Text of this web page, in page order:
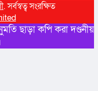
. সর্বস্বত্ব সংরক্ষিত
ছাড়া কপি করা দণ্ডনীয়